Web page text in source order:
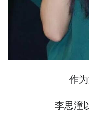
作
李思潼